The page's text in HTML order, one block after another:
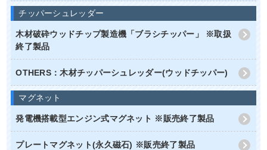
チッパーシュレッダー
木材破砕ウッドチップ製造機「ブラシチッパー」 ※取扱
終了製品
OTHERS：木材チッパーシュレッダー(ウッドチッパー)
マグネット
発電機搭載型エンジン式マグネット ※販売終了製品
プレートマグネット(永久磁石) ※販売終了製品